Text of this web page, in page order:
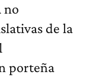
no
de la
porteña